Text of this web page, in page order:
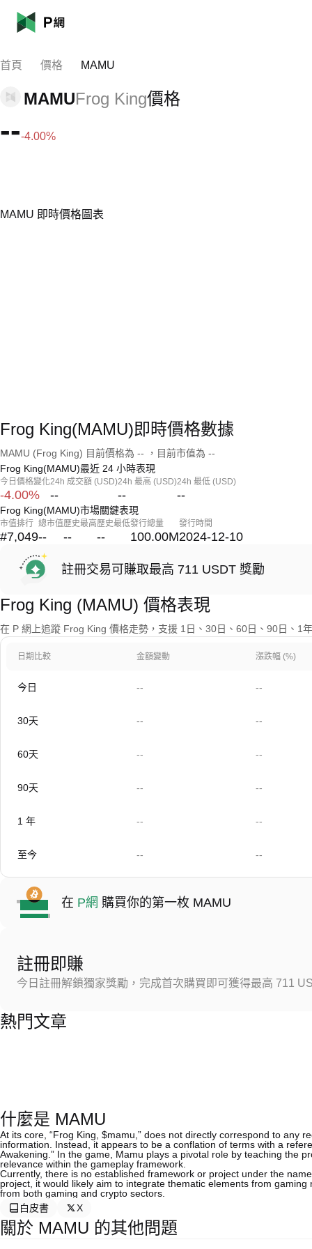
首頁 價格 MAMU
MAMUFrog King價格
---4.00%
MAMU 即時價格圖表
Frog King(MAMU)即時價格數據
MAMU (Frog King) 目前價格為 -- ，目前市值為 --
Frog King(MAMU)最近 24 小時表現
今日價格變化
-4.00%
24h 成交額 (USD)
--
24h 最高 (USD)
--
24h 最低 (USD)
--
Frog King(MAMU)市場關鍵表現
市值排行
#7,049
總市值
--
歷史最高
--
歷史最低
--
發行總量
100.00M
發行時間
2024-12-10
註冊交易可賺取最高 711 USDT 獎勵
Frog King (MAMU) 價格表現
在 P 網上追蹤 Frog King 價格走勢，支援 1日、30日、60日、90日、1
日期比較 金額變動 漲跌幅 (%)
今日 -- --
30天 -- --
60天 -- --
90天 -- --
1 年 -- --
至今 -- --
在 P網 購買你的第一枚 MAMU
註冊即賺
今日註冊解鎖獨家獎勵，完成首次購買即可獲得最高 711
熱門文章
什麼是 MAMU
At its core, “Frog King, $mamu,” does not directly correspond to any
information. Instead, it appears to be a conflation of terms with a
Awakening.” In the game, Mamu plays a pivotal role by teaching the
relevance within the gameplay framework.
Currently, there is no established framework or project under the
project, it would likely aim to integrate thematic elements from
from both gaming and crypto sectors.
白皮書
X
關於 MAMU 的其他問題